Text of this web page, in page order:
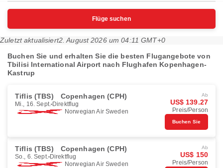
Flüge suchen
Zuletzt aktualisiert2. August 2026 um 04:11 GMT+0
Buchen Sie und erhalten Sie die besten Flugangebote von
Tbilisi International Airport nach Flughafen Kopenhagen-
Kastrup
Tiflis (TBS) Copenhagen (CPH)
Mi., 16. Sept. Direktflug
Norwegian Air Sweden
Ab
US$ 139.27
Preis/Person
Buchen Sie
Tiflis (TBS) Copenhagen (CPH)
So., 6. Sept. Direktflug
Norwegian Air Sweden
Ab
US$ 150
Preis/Person